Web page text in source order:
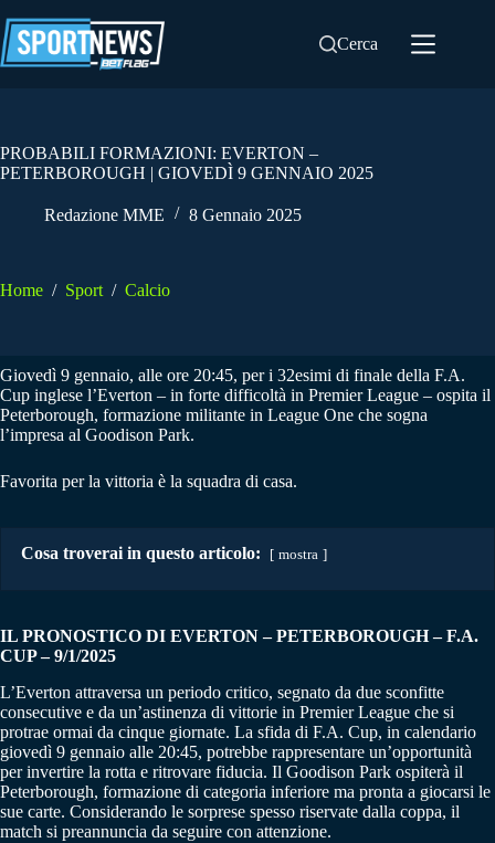
al
contenuto
Cerca
PROBABILI FORMAZIONI: EVERTON –
PETERBOROUGH | GIOVEDÌ 9 GENNAIO 2025
Redazione MME 8 Gennaio 2025
Home / Sport / Calcio
Giovedì 9 gennaio, alle ore 20:45, per i 32esimi di finale della F.A.
Cup inglese l’Everton – in forte difficoltà in Premier League – ospita il
Peterborough, formazione militante in League One che sogna
l’impresa al Goodison Park.
Favorita per la vittoria è la squadra di casa.
Cosa troverai in questo articolo: mostra
IL PRONOSTICO DI EVERTON – PETERBOROUGH–F.A.
CUP – 9/1/2025
L’Everton attraversa un periodo critico, segnato da due sconfitte
consecutive e da un’astinenza di vittorie in Premier League che si
protrae ormai da cinque giornate. La sfida di F.A. Cup, in calendario
giovedì 9 gennaio alle 20:45, potrebbe rappresentare un’opportunità
per invertire la rotta e ritrovare fiducia. Il Goodison Park ospiterà il
Peterborough, formazione di categoria inferiore ma pronta a giocarsi le
sue carte. Considerando le sorprese spesso riservate dalla coppa, il
match si preannuncia da seguire con attenzione.